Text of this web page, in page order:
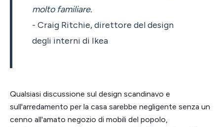
molto familiare.
- Craig Ritchie, direttore del design
degli interni di Ikea
Qualsiasi discussione sul design scandinavo e
sull'arredamento per la casa sarebbe negligente senza un
cenno all'amato negozio di mobili del popolo,